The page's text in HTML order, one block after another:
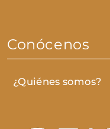
Conócenos
¿Quiénes somos?